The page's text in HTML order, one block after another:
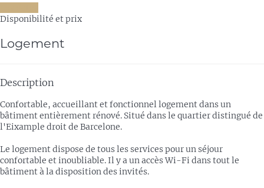
Disponibilité et prix
Logement
Description
Confortable, accueillant et fonctionnel logement dans un
bâtiment entièrement rénové. Situé dans le quartier distingué de
l'Eixample droit de Barcelone.
Le logement dispose de tous les services pour un séjour
confortable et inoubliable. Il y a un accès Wi-Fi dans tout le
bâtiment à la disposition des invités.